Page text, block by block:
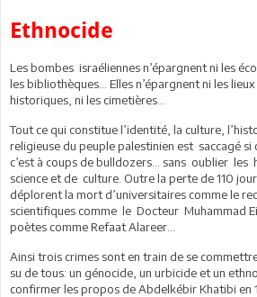
Ethnocide
Les bombes israéliennes n’épargnent ni les
les bibliothèques… Elles n’épargnent ni les
historiques, ni les cimetières…
Tout ce qui constitue l’identité, la culture,
religieuse du peuple palestinien est saccagé si
c’est à coups de bulldozers… sans oublier les
science et de culture. Outre la perte de 110
déplorent la mort d’universitaires comme le
scientifiques comme le Docteur Muhammad
poètes comme Refaat Alareer…
Ainsi trois crimes sont en train de se
su de tous: un génocide, un urbicide et un
confirmer les propos de Abdelkébir Khatibi en